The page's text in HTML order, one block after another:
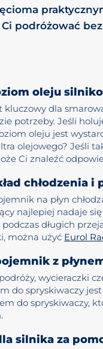
podróżować
oleju
kluczowy dla
potrzeby. Jeśli
oleju jest
olejowego? Jeśli
Ci znaleźć
chłodzenia i
na płyn
najlepiej nadaje
podczas długich
można użyć Eurol
z
wycieraczki
do spryskiwaczy
do spryskiwaczy,
silnika za